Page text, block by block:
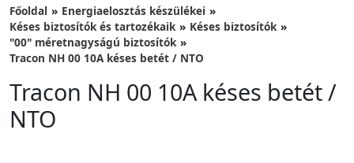
Főoldal
Energiaelosztás készülékei
Késes biztosítók és tartozékaik
Késes biztosítók
"00" méretnagyságú biztosítók
Tracon NH 00 10A késes betét / NTO
Tracon NH 00 10A késes betét /
NTO